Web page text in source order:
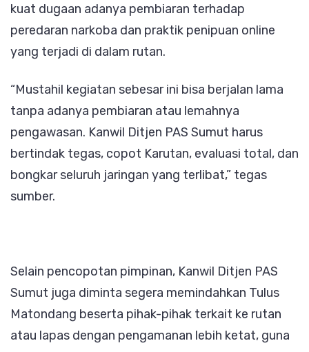
kuat dugaan adanya pembiaran terhadap
peredaran narkoba dan praktik penipuan online
yang terjadi di dalam rutan.
“Mustahil kegiatan sebesar ini bisa berjalan lama
tanpa adanya pembiaran atau lemahnya
pengawasan. Kanwil Ditjen PAS Sumut harus
bertindak tegas, copot Karutan, evaluasi total, dan
bongkar seluruh jaringan yang terlibat,” tegas
sumber.
Selain pencopotan pimpinan, Kanwil Ditjen PAS
Sumut juga diminta segera memindahkan Tulus
Matondang beserta pihak-pihak terkait ke rutan
atau lapas dengan pengamanan lebih ketat, guna